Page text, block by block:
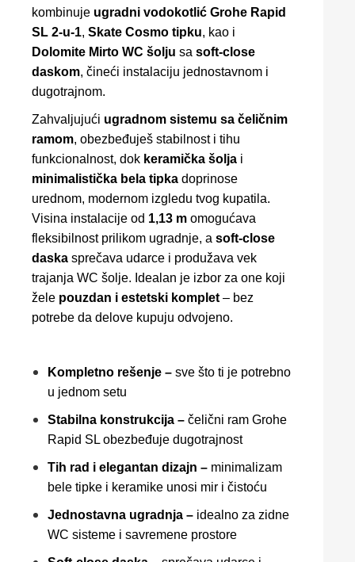
kombinuje ugradni vodokotlić Grohe Rapid
SL 2-u-1, Skate Cosmo tipku, kao i
Dolomite Mirto WC šolju sa soft-close
daskom, čineći instalaciju jednostavnom i
dugotrajnom.
Zahvaljujući ugradnom sistemu sa čeličnim
ramom, obezbeđuješ stabilnost i tihu
funkcionalnost, dok keramička šolja i
minimalistička bela tipka doprinose
urednom, modernom izgledu tvog kupatila.
Visina instalacije od 1,13 m omogućava
fleksibilnost prilikom ugradnje, a soft-close
daska sprečava udarce i produžava vek
trajanja WC šolje. Idealan je izbor za one koji
žele pouzdan i estetski komplet – bez
potrebe da delove kupuju odvojeno.
Kompletno rešenje – sve što ti je potrebno
u jednom setu
Stabilna konstrukcija – čelični ram Grohe
Rapid SL obezbeđuje dugotrajnost
Tih rad i elegantan dizajn – minimalizam
bele tipke i keramike unosi mir i čistoću
Jednostavna ugradnja – idealno za zidne
WC sisteme i savremene prostore